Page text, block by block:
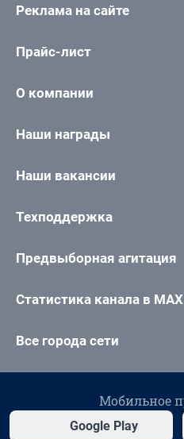
Реклама на сайте
Прайс-лист
О компании
Наши награды
Наши вакансии
Техподдержка
Предвыборная агитация
Статистика канала в MAX
Все города сети
Мобильное
Google Play